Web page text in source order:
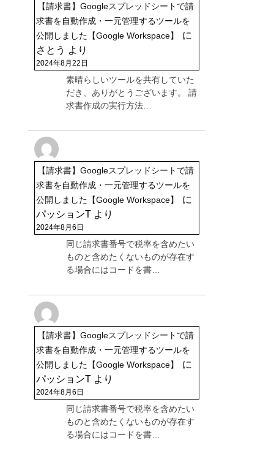
【請求書】Googleスプレッドシートで請
求書を自動作成・一元管理するツールを
公開しました【Google Workspace】
に
さとう より
2024年8月22日
素晴らしいツールを共有していた
だき、ありがとうございます。 請
求書作成の実行方法…
【請求書】Googleスプレッドシートで請
求書を自動作成・一元管理するツールを
公開しました【Google Workspace】
に
パッションT より
2024年8月6日
同じ請求書番号で税率を含めたい
ものと含めたくないものが存在す
る場合にはコードを書…
【請求書】Googleスプレッドシートで請
求書を自動作成・一元管理するツールを
公開しました【Google Workspace】
に
パッションT より
2024年8月6日
同じ請求書番号で税率を含めたい
ものと含めたくないものが存在す
る場合にはコードを書…